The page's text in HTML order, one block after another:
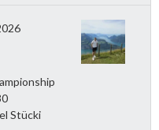
Stücki